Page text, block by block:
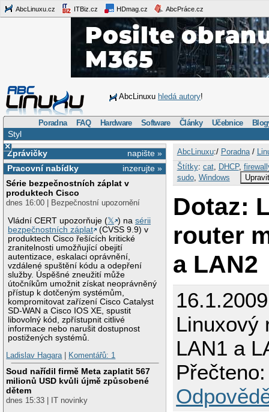
AbcLinuxu.cz ITBiz.cz HDmag.cz AbcPráce.cz
AbcLinuxu hledá autory!
Poradna FAQ Hardware Software Články Učebnice
Styl
×
napište »
Zprávičky
inzerujte »
Pracovní nabídky
Série bezpečnostních záplat v
produktech Cisco
dnes 16:00 | Bezpečnostní upozornění
Vládní CERT upozorňuje (𝕏 ) nasérii
bezpečnostních záplat
(CVSS 9.9) v
produktech Cisco řešících kritické
zranitelnosti umožňující obejití
autentizace, eskalaci oprávnění,
vzdálené spuštění kódu a odepření
služby. Úspěšné zneužití může
útočníkům umožnit získat neoprávněný
přístup k dotčeným systémům,
kompromitovat zařízení Cisco Catalyst
SD-WAN a Cisco IOS XE, spustit
libovolný kód, zpřístupnit citlivé
informace nebo narušit dostupnost
postižených systémů.
Ladislav Hagara| Komentářů: 1
Soud nařídil firmě Meta zaplatit 567
milionů USD kvůli újmě způsobené
dětem
dnes 15:33 | IT novinky
AbcLinuxu:/ Poradna/
Štítky: cat, DHCP,
sudo, Windows
Dotaz:
router
a LAN2
Linuxový
LAN1 a